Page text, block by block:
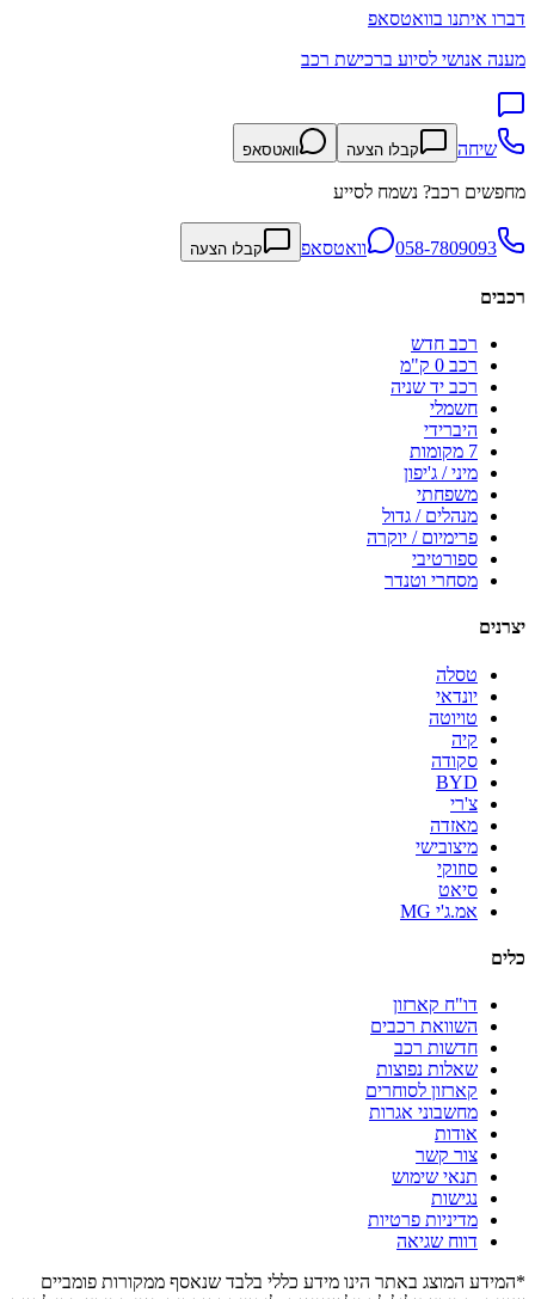
דברו איתנו בוואטסאפ
מענה אנושי לסיוע ברכישת רכב
שיחה קבלו הצעה וואטסאפ
מחפשים רכב? נשמח לסייע
058-7809093 וואטסאפ קבלו הצעה
רכבים
רכב חדש
רכב 0 ק"מ
רכב יד שניה
חשמלי
היברידי
7 מקומות
מיני / ג'יפון
משפחתי
מנהלים / גדול
פרימיום / יוקרה
ספורטיבי
מסחרי וטנדר
יצרנים
טסלה
יונדאי
טויוטה
קיה
סקודה
BYD
צ'רי
מאזדה
מיצובישי
סוזוקי
סיאט
אמ.ג'י MG
כלים
דו"ח קארזון
השוואת רכבים
חדשות רכב
שאלות נפוצות
קארזון לסוחרים
מחשבוני אגרות
אודות
צור קשר
תנאי שימוש
נגישות
מדיניות פרטיות
דווח שגיאה
*המידע המוצג באתר הינו מידע כללי בלבד שנאסף ממקורות פומביים